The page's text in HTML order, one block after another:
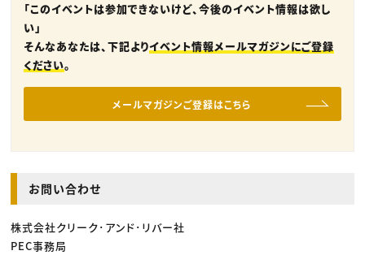
「このイベントは参加できないけど、今後のイベント情報は欲し
い」
そんなあなたは、下記よりイベント情報メールマガジンにご登録
ください。
メールマガジンご登録はこちら
お問い合わせ
株式会社クリーク･アンド･リバー社
PEC事務局